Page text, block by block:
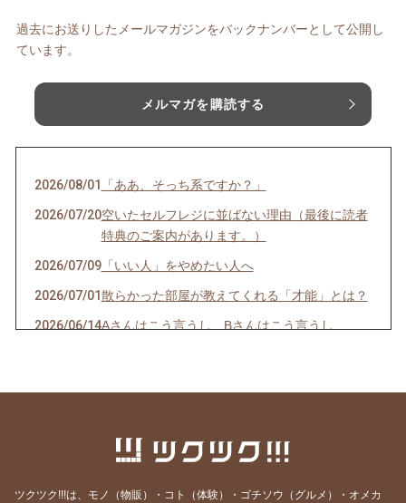
過去にお送りしたメールマガジンをバックナンバーとして公開し
ています。
メルマガを購読する
2026/08/01 「ああ、そっち系ですか？」
2026/07/20空いたセルフレジに並ばない理由（最後に読者
特典のご案内があります。）
2026/07/09「いい人」をやめたい人へ
2026/07/01散らかった部屋が教えてくれる「才能」とは？
2026/06/14Aさんはこう言うし、Bさんはこう言うし…
護師さんの動画紹介です）
GW明け明け1週間が過ぎました。やる気が出な
い本当の理由
ツクツク!!!は、モノ（物販）・コト（体験）・ゴチソウ（グルメ）・オメカ